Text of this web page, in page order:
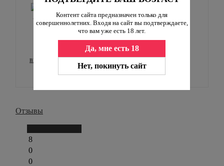
Контент сайта предназначен только для
совершеннолетних. Входя на сайт вы подтверждаете,
что вам уже есть 18 лет.
Да, мне есть 18
Нет, покинуть сайт
вибратор FetiMed
4 750₽
Отзывы
8
0
0